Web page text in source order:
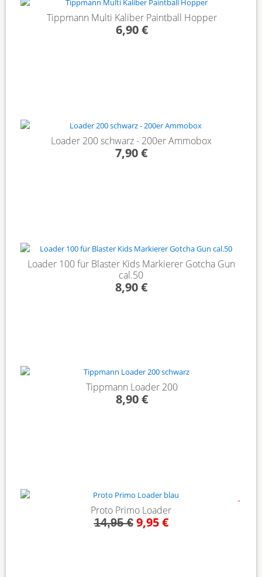
Tippmann Multi Kaliber Paintball Hopper
6,90 €
Loader 200 schwarz - 200er Ammobox
7,90 €
Loader 100 für Blaster Kids Markierer Gotcha Gun
cal.50
8,90 €
Tippmann Loader 200
8,90 €
Proto Primo Loader
14,95 €9,95 €